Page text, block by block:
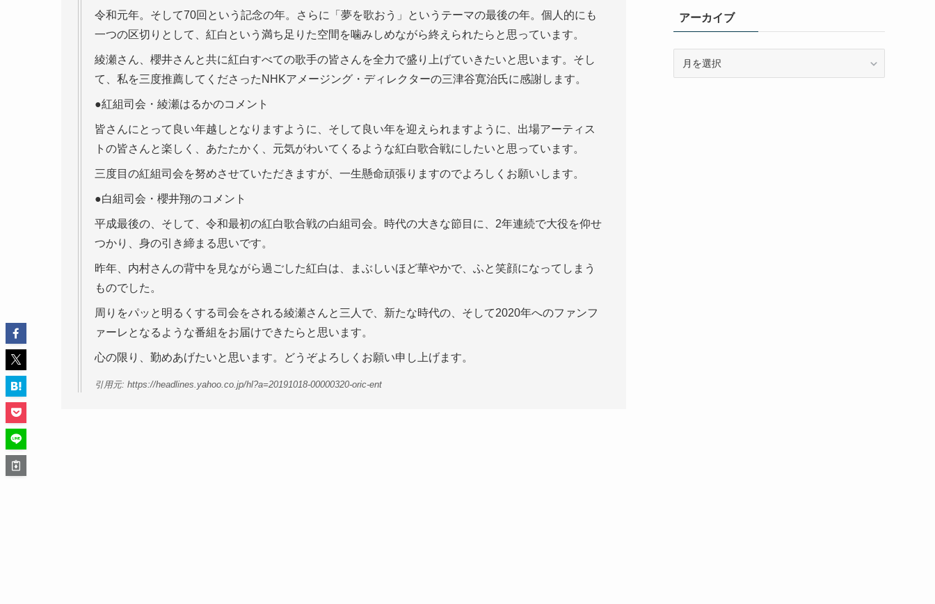
令和元年。そして70回という記念の年。さらに「夢を歌おう」というテーマの最後の年。個人的にも
一つの区切りとして、紅白という満ち足りた空間を噛みしめながら終えられたらと思っています。
綾瀬さん、櫻井さんと共に紅白すべての歌手の皆さんを全力で盛り上げていきたいと思います。そし
て、私を三度推薦してくださったNHKアメージング・ディレクターの三津谷寛治氏に感謝します。
●紅組司会・綾瀬はるかのコメント
皆さんにとって良い年越しとなりますように、そして良い年を迎えられますように、出場アーティス
トの皆さんと楽しく、あたたかく、元気がわいてくるような紅白歌合戦にしたいと思っています。
三度目の紅組司会を努めさせていただきますが、一生懸命頑張りますのでよろしくお願いします。
●白組司会・櫻井翔のコメント
平成最後の、そして、令和最初の紅白歌合戦の白組司会。時代の大きな節目に、2年連続で大役を仰せ
つかり、身の引き締まる思いです。
昨年、内村さんの背中を見ながら過ごした紅白は、まぶしいほど華やかで、ふと笑顔になってしまう
ものでした。
周りをパッと明るくする司会をされる綾瀬さんと三人で、新たな時代の、そして2020年へのファンフ
ァーレとなるような番組をお届けできたらと思います。
心の限り、勤めあげたいと思います。どうぞよろしくお願い申し上げます。
引用元: https://headlines.yahoo.co.jp/hl?a=20191018-00000320-oric-ent
ーアーカイブ